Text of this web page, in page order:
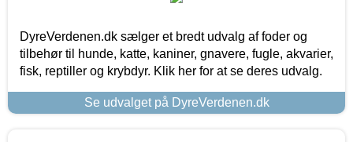
DyreVerdenen.dk sælger et bredt udvalg af foder og
tilbehør til hunde, katte, kaniner, gnavere, fugle, akvarier,
fisk, reptiller og krybdyr. Klik her for at se deres udvalg.
Se udvalget på DyreVerdenen.dk